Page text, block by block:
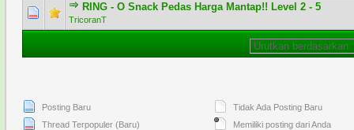
RING - O Snack Pedas Harga Mantap!! Level 2 - 5
TricoranT
1 Voting - 5 dari 5 secara Rata-rata
12345
Posting Baru
Thread Terpopuler (Baru)
Tidak Ada Posting Baru
Memiliki posting dari Anda